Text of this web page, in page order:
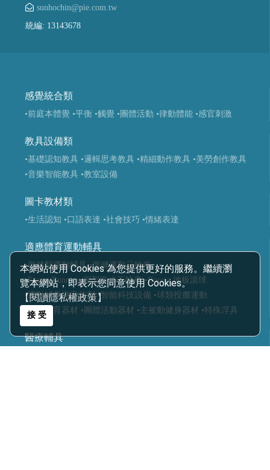
本網站使用 Cookies 為您提供更好的服務。繼續瀏
覽本網站，即表示您同意使用 Cookies。
【閱讀隱私權政策】
接 受
sunhochin@pie.com.tw
統編: 13143678
感覺統合類
•前庭本體覺 •平衡 •觸覺 •團體活動 •律動體能 •感官刺激
教具設備類
•基礎認知教具 •邏輯思考教具 •精細動作教具 •美勞創作教具
•音樂智能教具 •教室設備
圖卡教材類
•生活認知 •口語表達 •社會技巧 •情緒表達
適應體育運動輔具
•復健類運動輔具 •復健運動三輪車
•Frame Running 框架跑步三輪車 •Boccia 地板滾球
•運動輔具專案規劃 •智能科技設備 •球類投擲運動
•視障體育器材 •團體活動器材 •主被動健身器材 •特殊浮具
醫療輔具